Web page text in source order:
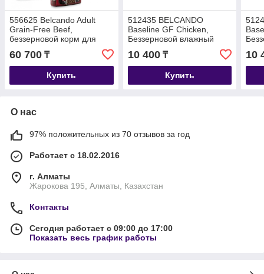
556625 Belcando Adult
Grain-Free Beef,
беззерновой корм для
взрослых собак с
говядиной, уп.12,5 кг
60 700 ₸
Купить
512435 BELCANDO
Baseline GF Chicken,
Беззерновой влажный
корм для взрослых собак,
с курицей, уп.6*400г
10 400₸
Купить
с
10
О нас
97% положительных из 70 отзывов за год
Работает с 18.02.2016
г. Алматы
Жарокова 195, Алматы, Казахстан
Контакты
Сегодня работает с 09:00 до 17:00
Показать весь график работы